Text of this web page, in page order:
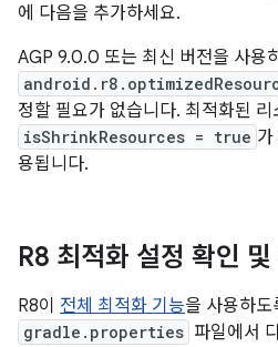
에 다음을 추가하세요.
AGP 9.0.0 또는 최신 버전을 사용
정할 필요가 없습니다. 최적화된
isShrinkResources = true
용됩니다.
R8 최적화 설정 확인 및
R8이 전체 최적화 기능을 사용하도
gradle.properties 파일에서